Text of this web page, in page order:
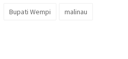
Bupati Wempi malinau